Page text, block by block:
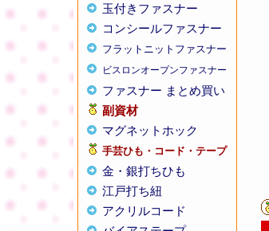
玉付きファスナー
コンシールファスナー
フラットニットファスナー
ビスロンオープンファスナー
ファスナー まとめ買い
副資材
マグネットホック
手芸ひも・コード・テープ
金・銀打ちひも
江戸打ち紐
アクリルコード